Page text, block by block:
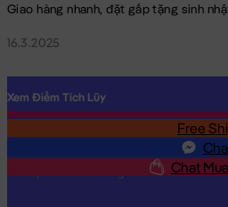
Giao hàng nhanh, đặt gấp tặng sinh
16.3.2025
Free
Chat
Xem Điểm Tích Lũy